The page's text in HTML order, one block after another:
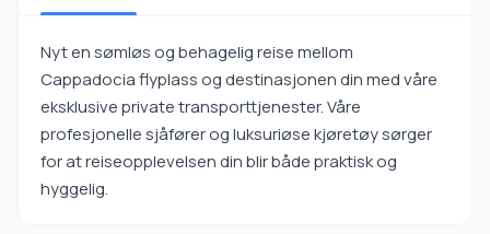
Nyt en sømløs og behagelig reise mellom
Cappadocia flyplass og destinasjonen din med våre
eksklusive private transporttjenester. Våre
profesjonelle sjåfører og luksuriøse kjøretøy sørger
for at reiseopplevelsen din blir både praktisk og
hyggelig.